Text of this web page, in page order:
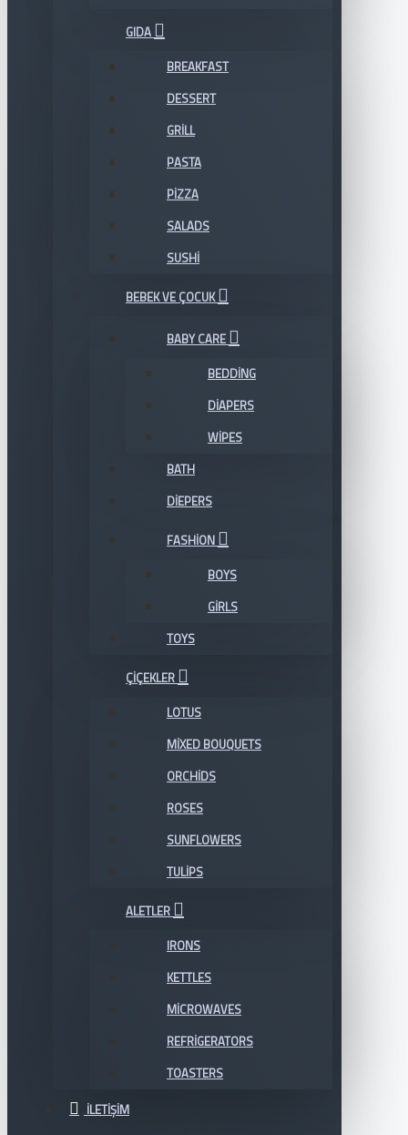
GIDA
BREAKFAST
DESSERT
GRILL
PASTA
PIZZA
SALADS
SUSHI
BEBEK VE ÇOCUK
BABY CARE
BEDDING
DIAPERS
WIPES
BATH
DIEPERS
FASHION
BOYS
GIRLS
TOYS
ÇIÇEKLER
LOTUS
MIXED BOUQUETS
ORCHIDS
ROSES
SUNFLOWERS
TULIPS
ALETLER
IRONS
KETTLES
MICROWAVES
REFRIGERATORS
TOASTERS
İLETIŞIM